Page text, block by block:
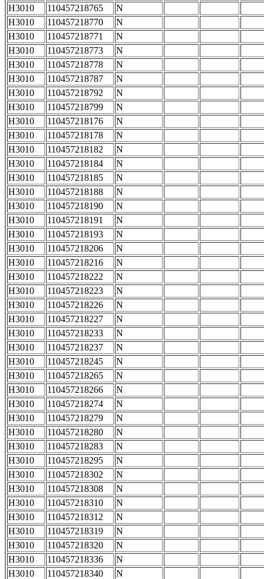
H3010
110457218765
N
H3010
110457218770
N
H3010
110457218771
N
H3010
110457218773
N
H3010
110457218778
N
H3010
110457218787
N
H3010
110457218792
N
H3010
110457218799
N
H3010
110457218176
N
H3010
110457218178
N
H3010
110457218182
N
H3010
110457218184
N
H3010
110457218185
N
H3010
110457218188
N
H3010
110457218190
N
H3010
110457218191
N
H3010
110457218193
N
H3010
110457218206
N
H3010
110457218216
N
H3010
110457218222
N
H3010
110457218223
N
H3010
110457218226
N
H3010
110457218227
N
H3010
110457218233
N
H3010
110457218237
N
H3010
110457218245
N
H3010
110457218265
N
H3010
110457218266
N
H3010
110457218274
N
H3010
110457218279
N
H3010
110457218280
N
H3010
110457218283
N
H3010
110457218295
N
H3010
110457218302
N
H3010
110457218308
N
H3010
110457218310
N
H3010
110457218312
N
H3010
110457218319
N
H3010
110457218320
N
H3010
110457218336
N
H3010
110457218340
N